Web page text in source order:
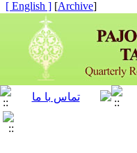
[
Archive
]
[ English ]